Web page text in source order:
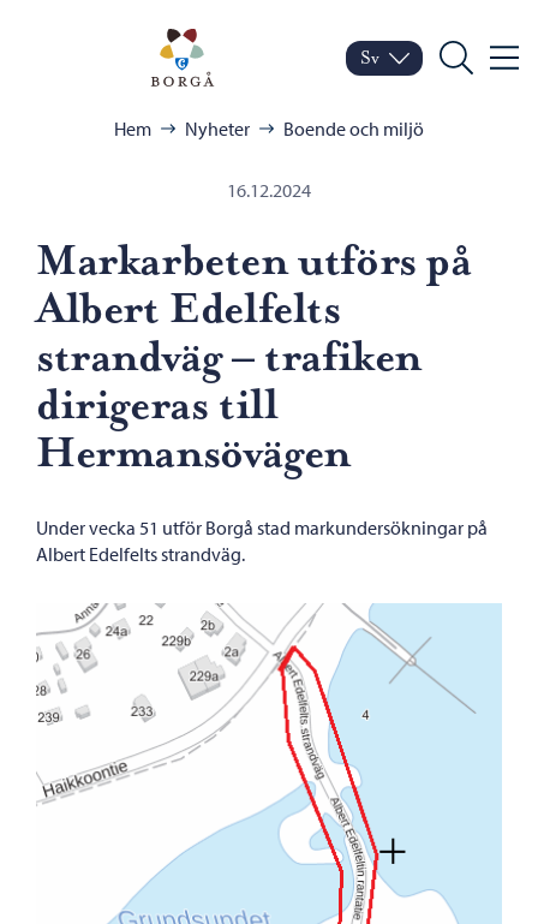
Porvoo – Gå till
Byt språk
Nuvarande språk:
Sv
Sök Meny
Hem Nyheter Boende och miljö
16.12.2024
Markarbeten utförs på
Albert Edelfelts
strandväg – trafiken
dirigeras till
Hermansövägen
Under vecka 51 utför Borgå stad markundersökningar på
Albert Edelfelts strandväg.